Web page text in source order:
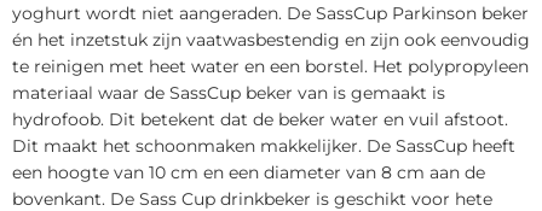
yoghurt wordt niet aangeraden. De SassCup Parkinson beker
én het inzetstuk zijn vaatwasbestendig en zijn ook eenvoudig
te reinigen met heet water en een borstel. Het polypropyleen
materiaal waar de SassCup beker van is gemaakt is
hydrofoob. Dit betekent dat de beker water en vuil afstoot.
Dit maakt het schoonmaken makkelijker. De SassCup heeft
een hoogte van 10 cm en een diameter van 8 cm aan de
bovenkant. De Sass Cup drinkbeker is geschikt voor hete